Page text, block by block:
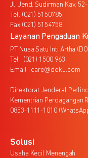
Jl. Jend. Sudirman Kav.
Tel. (021) 5150785,
Fax (021) 5154758
Layanan Pengaduan
PT Nusa Satu Inti Artha
Tel : (021) 1500 963
Email : care@doku.com
Direktorat Jenderal
Kementrian Perdagangan
0853-1111-1010
Solusi
Usaha Kecil Menengah